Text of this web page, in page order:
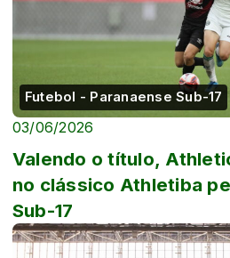
Futebol - Paranaense Sub-17
03/06/2026
Valendo o título,
no clássico Athletiba
Sub-17